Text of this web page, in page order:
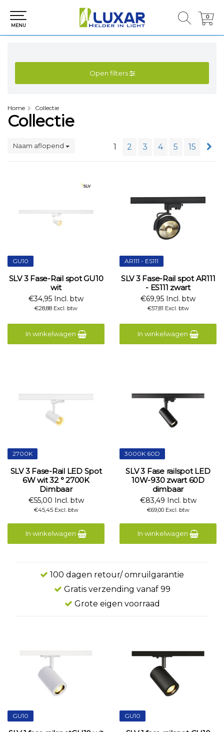
0
0
MENU
Open filters
Home Collectie
Collectie
Naam aflopend 1 2 3 4 5 15
GU10
SLV 3 Fase-Rail spot GU10
wit
€34,95 Incl. btw
€28,88 Excl. btw
In winkelwagen
AR111 - ES111
SLV 3 Fase-Rail spot AR111
- ES111 zwart
€69,95 Incl. btw
€57,81 Excl. btw
In winkelwagen
2700K
SLV 3 Fase-Rail LED Spot
6W wit 32 ° 2700K
Dimbaar
€55,00 Incl. btw
€45,45 Excl. btw
In winkelwagen
3000K 60D
SLV 3 Fase railspot LED
10W-930 zwart 60D
dimbaar
€83,49 Incl. btw
€69,00 Excl. btw
In winkelwagen
100 dagen retour/ omruilgarantie
Gratis verzending vanaf 99
Grote eigen voorraad
GU10 GU10